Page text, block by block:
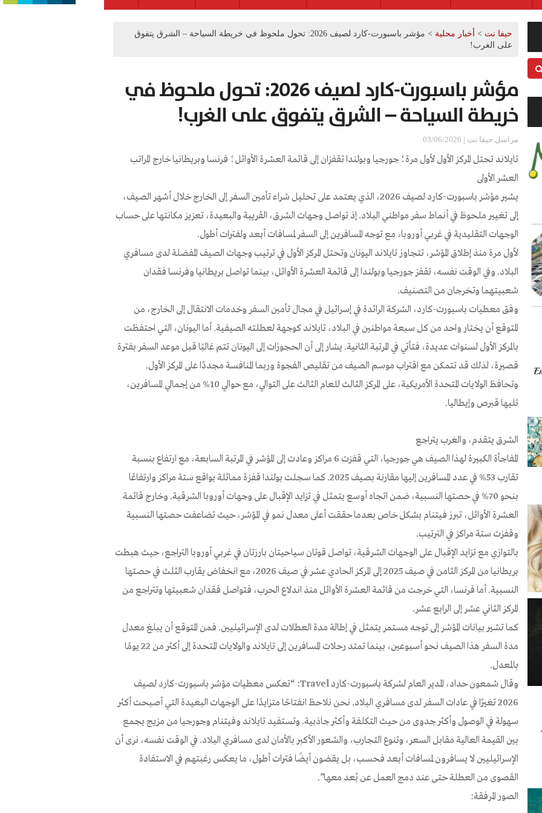
حيفا نت > أخبار محلية >
مؤشر باسبورت-كارد لصيف 2026: تحول ملحوظ في خريطة السياحة – الشرق يتفوق
على الغرب!
مؤشر باسبورت-كارد لصيف 2026: تحول ملحوظ في
خريطة السياحة – الشرق يتفوق على الغرب!
مراسل حيفا نت | 03/06/2026
تايلاند تحتل المركز الأول لأول مرة؛ جورجيا وبولندا تقفزان إلى قائمة العشرة الأوائل؛ فرنسا وبريطانيا خارج المراتب
العشر الأولى
يشير مؤشر باسبورت-كارد لصيف 2026، الذي يعتمد على تحليل شراء تأمين السفر إلى الخارج خلال أشهر الصيف،
إلى تغيير ملحوظ في أنماط سفر مواطني البلاد. إذ تواصل وجهات الشرق، القريبة والبعيدة، تعزيز مكانتها على حساب
الوجهات التقليدية في غربي أوروبا، مع توجه المسافرين إلى السفر لمسافات أبعد ولفترات أطول.
لأول مرة منذ إطلاق المؤشر، تتجاوز تايلاند اليونان وتحتل المركز الأول في ترتيب وجهات الصيف المفضلة لدى مسافري
البلاد. وفي الوقت نفسه، تقفز جورجيا وبولندا إلى قائمة العشرة الأوائل، بينما تواصل بريطانيا وفرنسا فقدان
شعبيتهما وتخرجان من التصنيف.
وفق معطيات باسبورت-كارد، الشركة الرائدة في إسرائيل في مجال تأمين السفر وخدمات الانتقال إلى الخارج، من
المتوقع أن يختار واحد من كل سبعة مواطنين في البلاد، تايلاند كوجهة لعطلته الصيفية. أما اليونان، التي احتفظت
بالمركز الأول لسنوات عديدة، فتأتي في المرتبة الثانية. يشار إلى أن الحجوزات إلى اليونان تتم غالبًا قبل موعد السفر بفترة
قصيرة، لذلك قد تتمكن مع اقتراب موسم الصيف من تقليص الفجوة وربما المنافسة مجددًا على المركز الأول.
وتحافظ الولايات المتحدة الأمريكية، على المركز الثالث للعام الثالث على التوالي، مع حوالي 10% من إجمالي المسافرين،
تليها قبرص وإيطاليا.
الشرق يتقدم، والغرب يتراجع
المفاجأة الكبيرة لهذا الصيف هي جورجيا، التي قفزت 6 مراكز وعادت إلى المؤشر في المرتبة السابعة، مع ارتفاع بنسبة
تقارب 53% في عدد المسافرين إليها مقارنة بصيف 2025. كما سجلت بولندا قفزة مماثلة بواقع ستة مراكز وارتفاعًا
بنحو 70% في حصتها النسبية، ضمن اتجاه أوسع يتمثل في تزايد الإقبال على وجهات أوروبا الشرقية. وخارج قائمة
العشرة الأوائل، تبرز فيتنام بشكل خاص بعدما حققت أعلى معدل نمو في المؤشر، حيث تضاعفت حصتها النسبية
وقفزت ستة مراكز في الترتيب.
بالتوازي مع تزايد الإقبال على الوجهات الشرقية، تواصل قوتان سياحيتان بارزتان في غربي أوروبا التراجع، حيث هبطت
بريطانيا من المركز الثامن في صيف 2025 إلى المركز الحادي عشر في صيف 2026، مع انخفاض يقارب الثلث في حصتها
النسبية. أما فرنسا، التي خرجت من قائمة العشرة الأوائل منذ اندلاع الحرب، فتواصل فقدان شعبيتها وتتراجع من
المركز الثاني عشر إلى الرابع عشر.
كما تشير بيانات المؤشر إلى توجه مستمر يتمثل في إطالة مدة العطلات لدى الإسرائيليين. فمن المتوقع أن يبلغ معدل
مدة السفر هذا الصيف نحو أسبوعين، بينما تمتد رحلات المسافرين إلى تايلاند والولايات المتحدة إلى أكثر من 22 يومًا
بالمعدل.
وقال شمعون حداد، المدير العام لشركة باسبورت-كارد Travel: “تعكس معطيات مؤشر باسبورت-كارد لصيف
2026 تغيرًا في عادات السفر لدى مسافري البلاد. نحن نلاحظ انفتاحًا متزايدًا على الوجهات البعيدة التي أصبحت أكثر
سهولة في الوصول وأكثر جدوى من حيث التكلفة وأكثر جاذبية. وتستفيد تايلاند وفيتنام وجورجيا من مزيج يجمع
بين القيمة العالية مقابل السعر، وتنوع التجارب، والشعور الأكبر بالأمان لدى مسافري البلاد. في الوقت نفسه، نرى أن
الإسرائيليين لا يسافرون لمسافات أبعد فحسب، بل يقضون أيضًا فترات أطول، ما يعكس رغبتهم في الاستفادة
القصوى من العطلة حتى عند دمج العمل عن بُعد معها”.
الصور المرفقة: